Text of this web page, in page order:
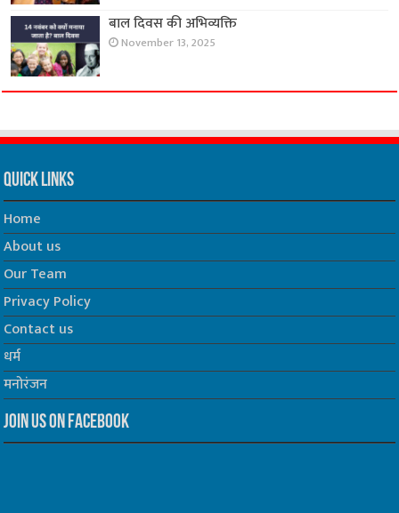
बाल दिवस की अभिव्यक्ति
November 13, 2025
Quick Links
Home
About us
Our Team
Privacy Policy
Contact us
धर्म
मनोरंजन
Join us on Facebook